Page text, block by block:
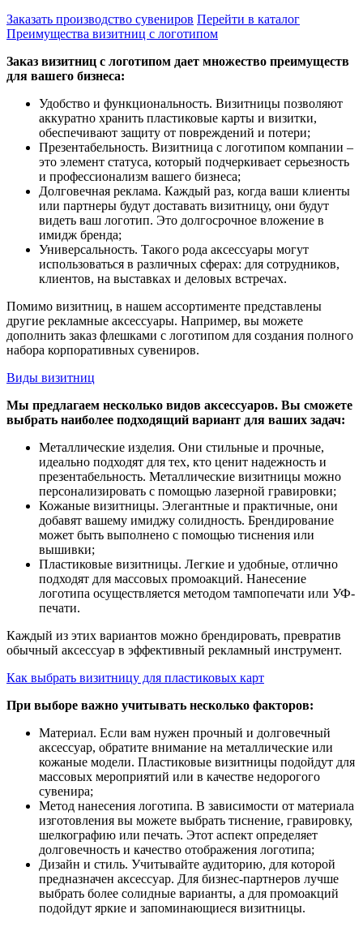
Заказать производство сувениров Перейти в каталог
Преимущества визитниц с логотипом
Заказ визитниц с логотипом дает множество преимуществ
для вашего бизнеса:
Удобство и функциональность. Визитницы позволяют
аккуратно хранить пластиковые карты и визитки,
обеспечивают защиту от повреждений и потери;
Презентабельность. Визитница с логотипом компании –
это элемент статуса, который подчеркивает серьезность
и профессионализм вашего бизнеса;
Долговечная реклама. Каждый раз, когда ваши клиенты
или партнеры будут доставать визитницу, они будут
видеть ваш логотип. Это долгосрочное вложение в
имидж бренда;
Универсальность. Такого рода аксессуары могут
использоваться в различных сферах: для сотрудников,
клиентов, на выставках и деловых встречах.
Помимо визитниц, в нашем ассортименте представлены
другие рекламные аксессуары. Например, вы можете
дополнить заказ флешками с логотипом для создания полного
набора корпоративных сувениров.
Виды визитниц
Мы предлагаем несколько видов аксессуаров. Вы сможете
выбрать наиболее подходящий вариант для ваших задач:
Металлические изделия. Они стильные и прочные,
идеально подходят для тех, кто ценит надежность и
презентабельность. Металлические визитницы можно
персонализировать с помощью лазерной гравировки;
Кожаные визитницы. Элегантные и практичные, они
добавят вашему имиджу солидность. Брендирование
может быть выполнено с помощью тиснения или
вышивки;
Пластиковые визитницы. Легкие и удобные, отлично
подходят для массовых промоакций. Нанесение
логотипа осуществляется методом тампопечати или УФ-
печати.
Каждый из этих вариантов можно брендировать, превратив
обычный аксессуар в эффективный рекламный инструмент.
Как выбрать визитницу для пластиковых карт
При выборе важно учитывать несколько факторов:
Материал. Если вам нужен прочный и долговечный
аксессуар, обратите внимание на металлические или
кожаные модели. Пластиковые визитницы подойдут для
массовых мероприятий или в качестве недорогого
сувенира;
Метод нанесения логотипа. В зависимости от материала
изготовления вы можете выбрать тиснение, гравировку,
шелкографию или печать. Этот аспект определяет
долговечность и качество отображения логотипа;
Дизайн и стиль. Учитывайте аудиторию, для которой
предназначен аксессуар. Для бизнес-партнеров лучше
выбрать более солидные варианты, а для промоакций
подойдут яркие и запоминающиеся визитницы.